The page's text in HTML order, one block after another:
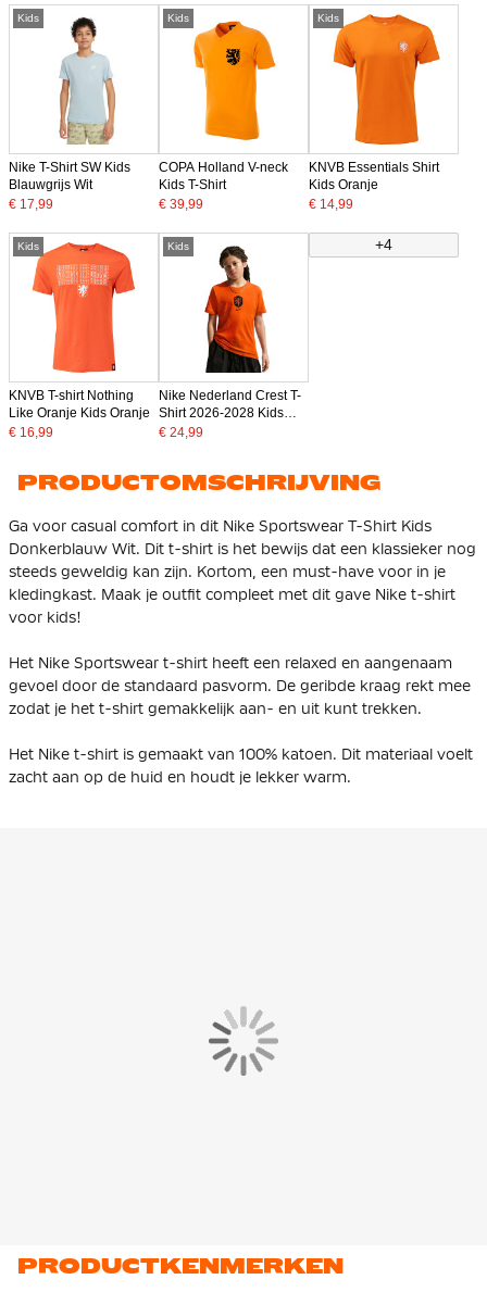
Kids
Nike T-Shirt SW Kids
Blauwgrijs Wit
€ 17,99
Kids
COPA Holland V-neck
Kids T-Shirt
€ 39,99
Kids
KNVB Essentials Shirt
Kids Oranje
€ 14,99
Kids
KNVB T-shirt Nothing
Like Oranje Kids Oranje
€ 16,99
Kids
Nike Nederland Crest T-
Shirt 2026-2028 Kids
Feloranje Zwart
€ 24,99
+4
PRODUCTOMSCHRIJVING
Ga voor casual comfort in dit Nike Sportswear T-Shirt Kids
Donkerblauw Wit. Dit t-shirt is het bewijs dat een klassieker nog
steeds geweldig kan zijn. Kortom, een must-have voor in je
kledingkast. Maak je outfit compleet met dit gave Nike t-shirt
voor kids!
Het Nike Sportswear t-shirt heeft een relaxed en aangenaam
gevoel door de standaard pasvorm. De geribde kraag rekt mee
zodat je het t-shirt gemakkelijk aan- en uit kunt trekken.
Het Nike t-shirt is gemaakt van 100% katoen. Dit materiaal voelt
zacht aan op de huid en houdt je lekker warm.
PRODUCTKENMERKEN